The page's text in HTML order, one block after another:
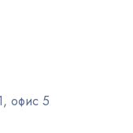
офис 5